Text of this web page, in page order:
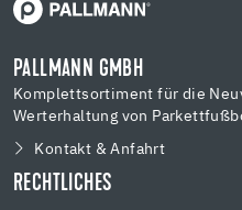
PALLMANN GMBH
Komplettsortiment für die
Werterhaltung von
Kontakt & Anfahrt
RECHTLICHES